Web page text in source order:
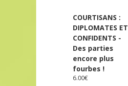
COURTISANS :
DIPLOMATES ET
CONFIDENTS -
Des parties
encore plus
fourbes !
6.00€